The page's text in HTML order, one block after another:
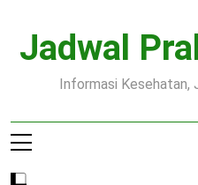
content
Jadwal
Informasi